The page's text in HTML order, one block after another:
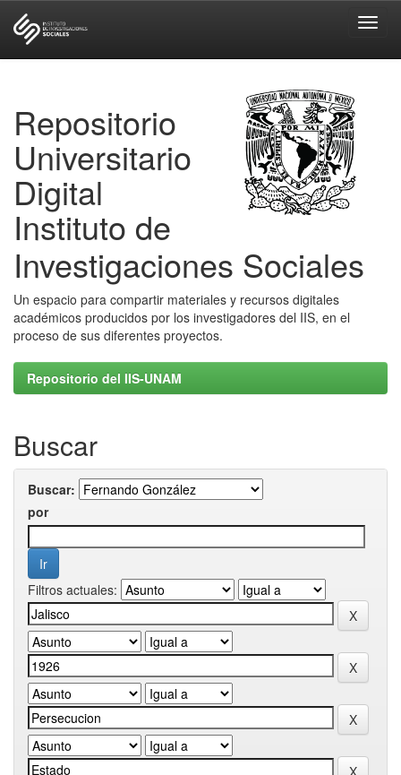
Repositorio
Universitario
Digital
Instituto de
Investigaciones Sociales
Un espacio para compartir materiales y recursos digitales
académicos producidos por los investigadores del IIS, en el
proceso de sus diferentes proyectos.
Repositorio del IIS-UNAM
Buscar
Buscar:
por
Filtros actuales: